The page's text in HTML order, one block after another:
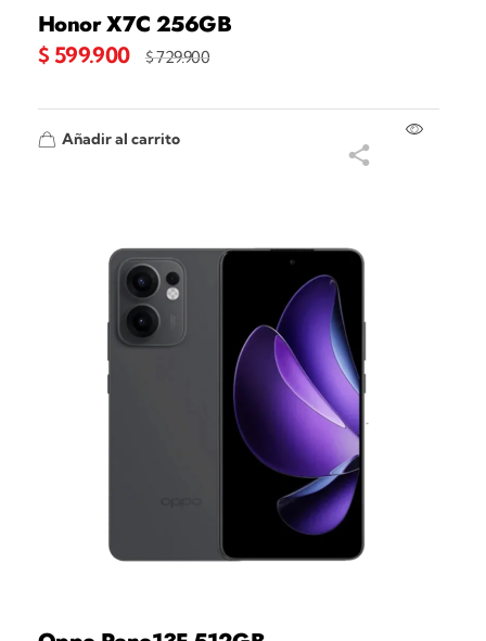
Honor X7C 256GB
$ 599.900 $729.900
Añadir al carrito